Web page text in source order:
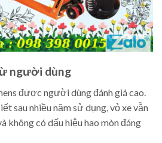
người dùng
được người dùng đánh giá cao.
sau nhiều năm sử dụng, vỏ xe vẫn
không có dấu hiệu hao mòn đáng